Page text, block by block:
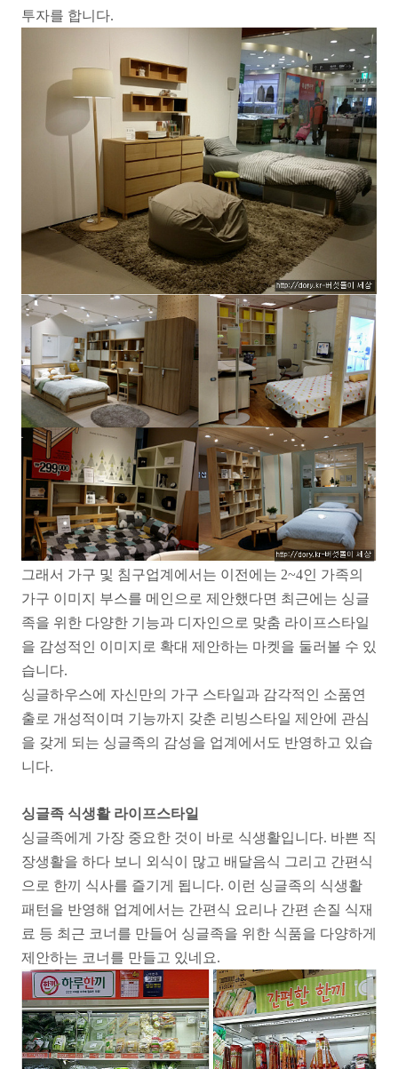
투자를 합니다.
그래서 가구 및 침구업계에서는 이전에는 2~4인 가족의
가구 이미지 부스를 메인으로 제안했다면 최근에는 싱글
족을 위한 다양한 기능과 디자인으로 맞춤 라이프스타일
을 감성적인 이미지로 확대 제안하는 마켓을 둘러볼 수 있
습니다.
싱글하우스에 자신만의 가구 스타일과 감각적인 소품연
출로 개성적이며 기능까지 갖춘 리빙스타일 제안에 관심
을 갖게 되는 싱글족의 감성을 업계에서도 반영하고 있습
니다.
싱글족 식생활 라이프스타일
싱글족에게 가장 중요한 것이 바로 식생활입니다. 바쁜 직
장생활을 하다 보니 외식이 많고 배달음식 그리고 간편식
으로 한끼 식사를 즐기게 됩니다. 이런 싱글족의 식생활
패턴을 반영해 업계에서는 간편식 요리나 간편 손질 식재
료 등 최근 코너를 만들어 싱글족을 위한 식품을 다양하게
제안하는 코너를 만들고 있네요.